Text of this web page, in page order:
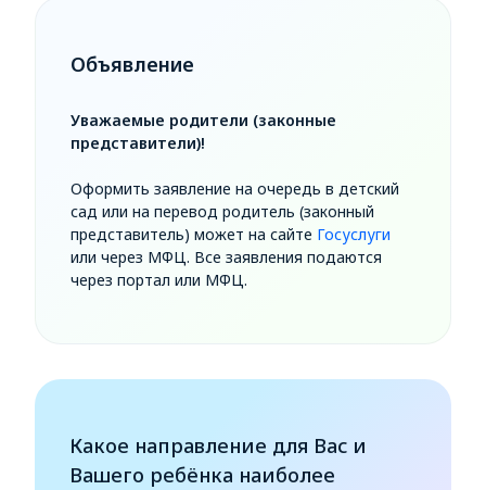
Объявление
Уважаемые родители (законные
представители)!
Оформить заявление на очередь в детский
сад или на перевод родитель (законный
представитель) может на сайте Госуслуги
или через МФЦ. Все заявления подаются
через портал или МФЦ.
Какое направление для Вас и
Вашего ребёнка наиболее